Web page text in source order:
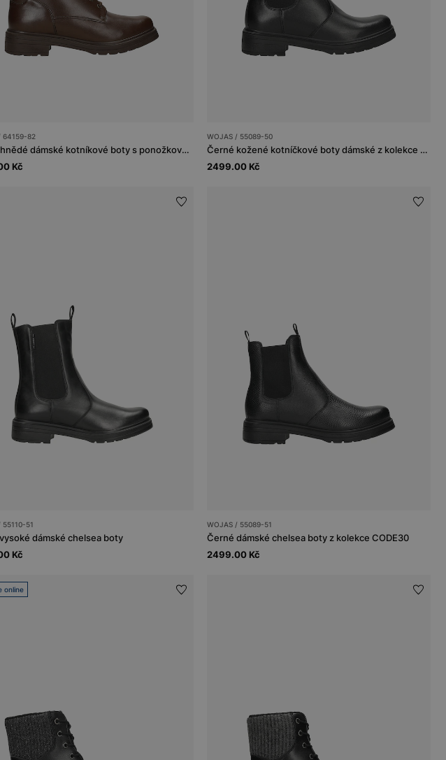
64159-82
Tmavě hnědé dámské kotníkové boty s ponožkovou vsadkou
Kč
WOJAS / 55089-50
Černé kožené kotníčkové boty dámské z kolekce Code30
2499.00 Kč
55110-51
dámské chelsea boty
Kč
WOJAS / 55089-51
Černé dámské chelsea boty z kolekce CODE30
2499.00 Kč
online